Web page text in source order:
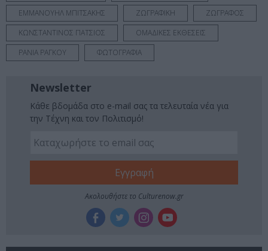
ΕΜΜΑΝΟΥΗΛ ΜΠΙΤΣΑΚΗΣ
ΖΩΓΡΑΦΙΚΗ
ΖΩΓΡΑΦΟΣ
ΚΩΝΣΤΑΝΤΙΝΟΣ ΠΑΤΣΙΟΣ
ΟΜΑΔΙΚΕΣ ΕΚΘΕΣΕΙΣ
ΡΑΝΙΑ ΡΑΓΚΟΥ
ΦΩΤΟΓΡΑΦΙΑ
Newsletter
Κάθε βδομάδα στο e-mail σας τα τελευταία νέα για
την Τέχνη και τον Πολιτισμό!
Ακολουθήστε το Culturenow.gr